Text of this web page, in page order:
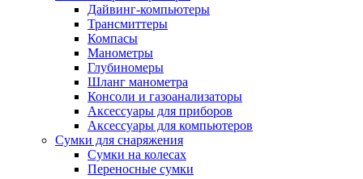
Дайвинг-компьютеры
Трансмиттеры
Компасы
Манометры
Глубиномеры
Шланг манометра
Консоли и газоанализаторы
Аксессуары для приборов
Аксессуары для компьютеров
Сумки для снаряжения
Сумки на колесах
Переносные сумки